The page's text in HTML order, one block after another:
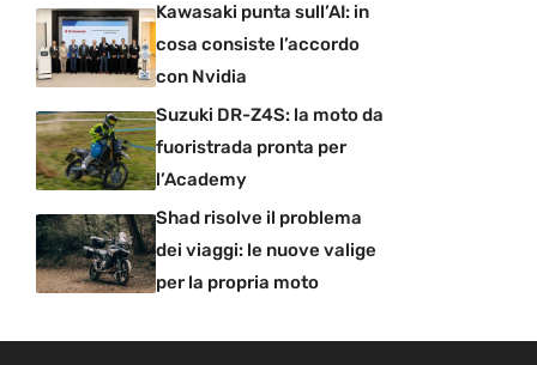
Kawasaki punta sull’AI: in
cosa consiste l’accordo
con Nvidia
Suzuki DR-Z4S: la moto da
fuoristrada pronta per
l’Academy
Shad risolve il problema
dei viaggi: le nuove valige
per la propria moto